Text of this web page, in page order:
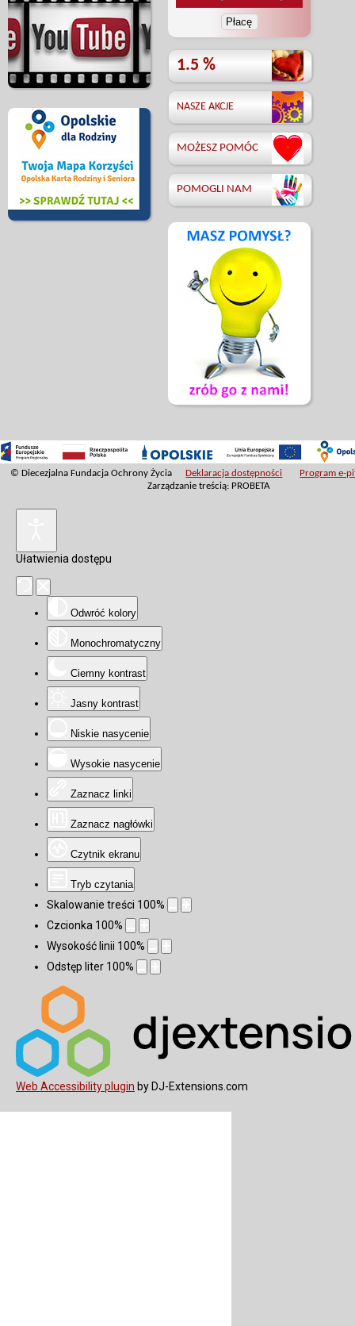
1.5 %
NASZE AKCJE
MOŻESZ POMÓC
POMOGLI NAM
© Diecezjalna Fundacja Ochrony Życia Deklaracja dostępności
Program e-
Zarządzanie treścią: PROBETA
Ułatwienia dostępu
Odwróć kolory
Monochromatyczny
Ciemny kontrast
Jasny kontrast
Niskie nasycenie
Wysokie nasycenie
Zaznacz linki
Zaznacz nagłówki
Czytnik ekranu
Tryb czytania
Skalowanie treści 100%
Czcionka 100%
Wysokość linii 100%
Odstęp liter 100%
Web Accessibility plugin by DJ-Extensions.com